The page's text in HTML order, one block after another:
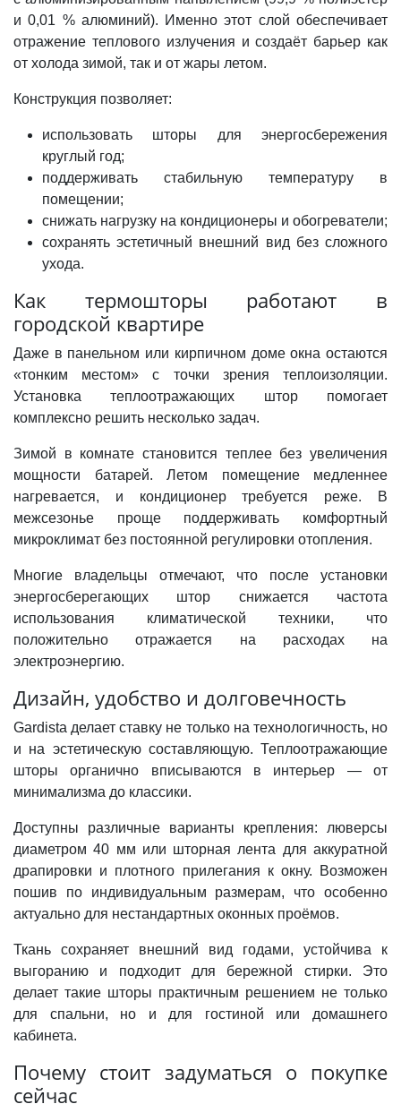
и 0,01 % алюминий). Именно этот слой обеспечивает
отражение теплового излучения и создаёт барьер как
от холода зимой, так и от жары летом.
Конструкция позволяет:
использовать шторы для энергосбережения
круглый год;
поддерживать стабильную температуру в
помещении;
снижать нагрузку на кондиционеры и обогреватели;
сохранять эстетичный внешний вид без сложного
ухода.
Как термошторы работают в
городской квартире
Даже в панельном или кирпичном доме окна остаются
«тонким местом» с точки зрения теплоизоляции.
Установка теплоотражающих штор помогает
комплексно решить несколько задач.
Зимой в комнате становится теплее без увеличения
мощности батарей. Летом помещение медленнее
нагревается, и кондиционер требуется реже. В
межсезонье проще поддерживать комфортный
микроклимат без постоянной регулировки отопления.
Многие владельцы отмечают, что после установки
энергосберегающих штор снижается частота
использования климатической техники, что
положительно отражается на расходах на
электроэнергию.
Дизайн, удобство и долговечность
Gardista делает ставку не только на технологичность, но
и на эстетическую составляющую. Теплоотражающие
шторы органично вписываются в интерьер — от
минимализма до классики.
Доступны различные варианты крепления: люверсы
диаметром 40 мм или шторная лента для аккуратной
драпировки и плотного прилегания к окну. Возможен
пошив по индивидуальным размерам, что особенно
актуально для нестандартных оконных проёмов.
Ткань сохраняет внешний вид годами, устойчива к
выгоранию и подходит для бережной стирки. Это
делает такие шторы практичным решением не только
для спальни, но и для гостиной или домашнего
кабинета.
Почему стоит задуматься о покупке
сейчас